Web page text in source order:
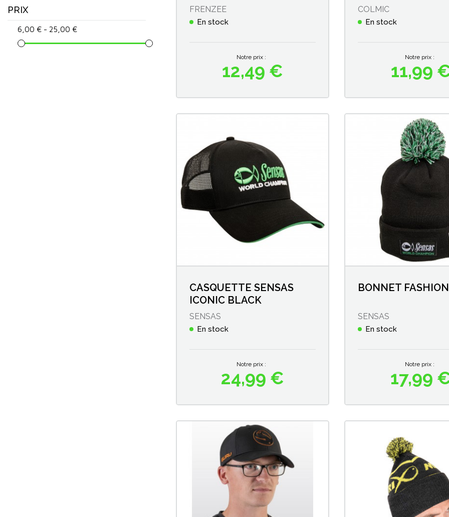
PRIX
6,00 € - 25,00 €
FRENZEE
En stock
Prix
Notre prix :
12,49 €
COLMIC
En stock
Prix
Notre prix :
11,99
CASQUETTE SENSAS
ICONIC BLACK
SENSAS
En stock
Prix
Notre prix :
24,99 €
BONNET
SENSAS
En stock
Prix
Notre prix :
17,99